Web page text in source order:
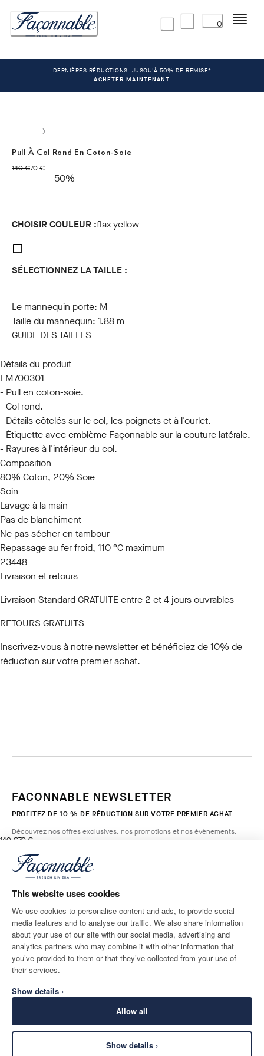
This website uses cookies
We use cookies to personalise content and ads, to provide social
media features and to analyse our traffic. We also share information
about your use of our site with our social media, advertising and
analytics partners who may combine it with other information that
you’ve provided to them or that they’ve collected from your use of
their services.
Show details ›
Allow all
Show details ›
0 Menu
DERNIÈRES RÉDUCTIONS: JUSQU'À 50% DE REMISE*
ACHETER MAINTENANT
Pull À Col Rond En Coton-Soie
140 €
original price 140 €
70 €
current price 70 €
- 50%
CHOISIR COULEUR :flax yellow
SÉLECTIONNEZ LA TAILLE :
Le mannequin porte: M
Taille du mannequin: 1.88 m
GUIDE DES TAILLES
Détails du produit
FM700301
- Pull en coton-soie.
- Col rond.
- Détails côtelés sur le col, les poignets et à l'ourlet.
- Étiquette avec emblème Façonnable sur la couture latérale.
- Rayures à l'intérieur du col.
Composition
80% Coton, 20% Soie
Soin
Lavage à la main
Pas de blanchiment
Ne pas sécher en tambour
Repassage au fer froid, 110 °C maximum
23448
Livraison et retours
Livraison Standard GRATUITE entre 2 et 4 jours ouvrables
RETOURS GRATUITS
Inscrivez-vous à notre newsletteret bénéficiez de 10% de
réduction sur votre premier achat.
140 €
original price 140 €
70 €
current price 70 €
YELLOW
Taille
AJOUTER AU PANIER
FACONNABLE NEWSLETTER
PROFITEZ DE 10 % DE RÉDUCTION SUR VOTRE PREMIER ACHAT
Découvrez nos offres exclusives, nos promotions et nos évènements.
E-mail*
ADRESSE POSTALE
France
LANGUE
Français
CONTACTEZ-NOUS